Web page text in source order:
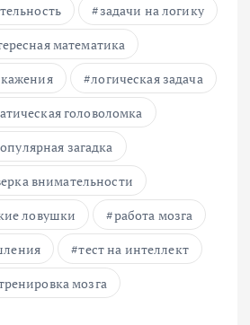
задачи на логику
математика
логическая задача
головоломка
загадка
внимательности
ловушки
работа мозга
тест на интеллект
мозга